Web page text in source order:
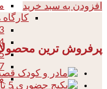
کارگاه
4 تا
5 تا 6 سال
7 تا
افزودن به سبد خرید
پرفروش ترین